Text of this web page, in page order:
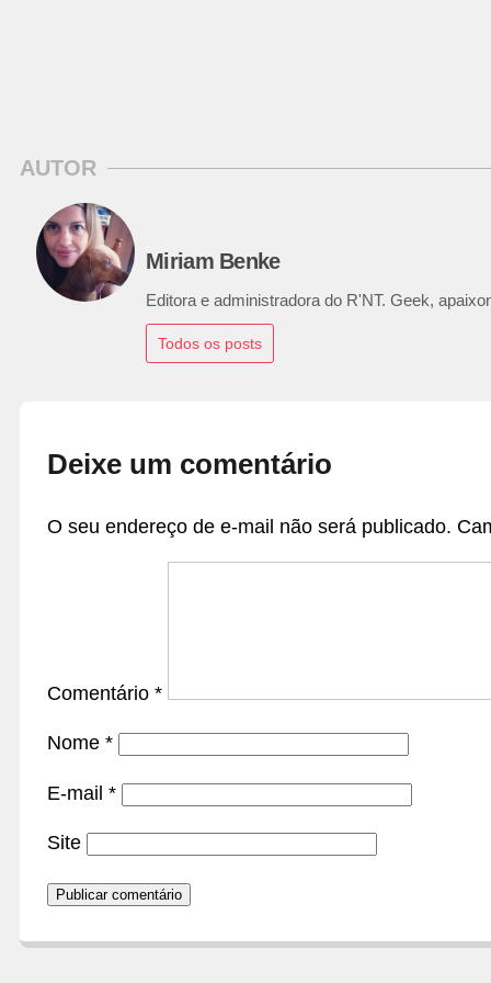
AUTOR
Miriam Benke
Editora e administradora do R'NT. Geek,
Todos os posts
Deixe um comentário
O seu endereço de e-mail não será publicado.
Comentário *
Nome *
E-mail *
Site